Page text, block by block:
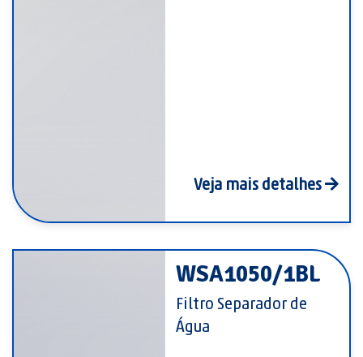
Veja mais detalhes
WSA1050/1BL
Filtro Separador de
Água